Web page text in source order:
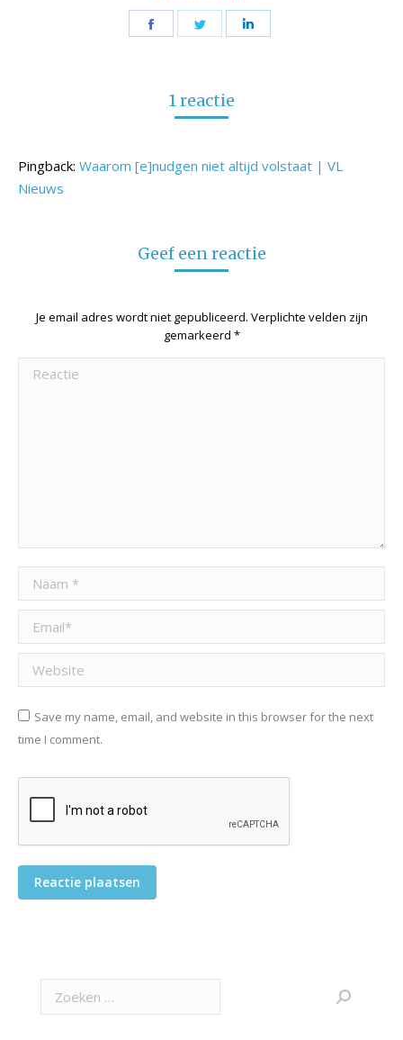
Share
Share
1 reactie
Pingback: Waarom [e]nudgen niet altijd volstaat | VL
Nieuws
Geef een reactie
Je email adres wordt niet gepubliceerd. Verplichte velden zijn
gemarkeerd *
Reactie
Naam *
Email *
Website
Save my name, email, and website in this browser for the next
time I comment.
Reactie plaatsen
Search: